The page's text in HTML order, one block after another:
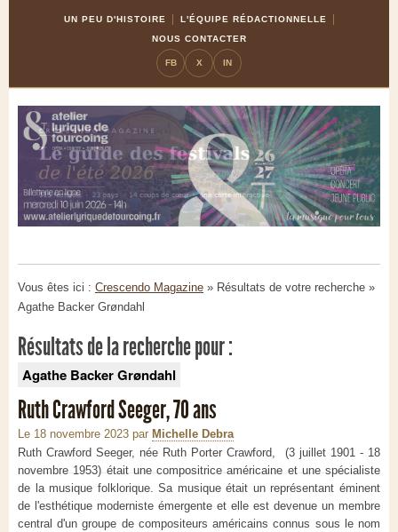
UN PEU D'HISTOIRE
L'ÉQUIPE RÉDACTIONNELLE
NOUS CONTACTER
FB X IN
Vous êtes ici : Crescendo Magazine » Résultats de votre recherche »
Agathe Backer Grøndahl
Résultats de la recherche pour :
Agathe Backer Grøndahl
Ruth Crawford Seeger, 70 ans
Le 18 novembre 2023 par Michelle Debra
Ruth Crawford Seeger, née Ruth Porter Crawford, (3 juillet 1901 - 18
novembre 1953) était une compositrice américaine et une spécialiste
de la musique folklorique. Sa musique était un représentant éminent
de l'esthétique moderniste émergente et elle est devenue un membre
central d'un groupe de compositeurs américains connus sous le nom